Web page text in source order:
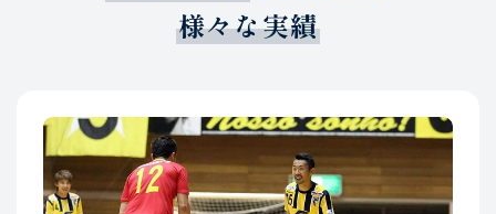
様々な実績